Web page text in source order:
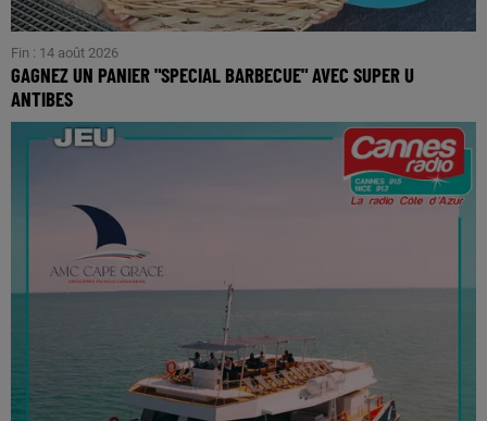
Fin : 14 août 2026
GAGNEZ UN PANIER "SPECIAL BARBECUE" AVEC SUPER U
ANTIBES